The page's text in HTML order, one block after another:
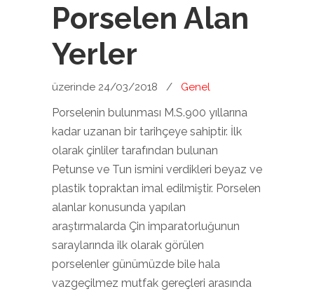
Porselen Alan
Yerler
üzerinde 24/03/2018 / Genel
Porselenin bulunması M.S.900 yıllarına
kadar uzanan bir tarihçeye sahiptir. İlk
olarak çinliler tarafından bulunan
Petunse ve Tun ismini verdikleri beyaz ve
plastik topraktan imal edilmiştir. Porselen
alanlar konusunda yapılan
araştırmalarda Çin imparatorluğunun
saraylarında ilk olarak görülen
porselenler günümüzde bile hala
vazgeçilmez mutfak gereçleri arasında